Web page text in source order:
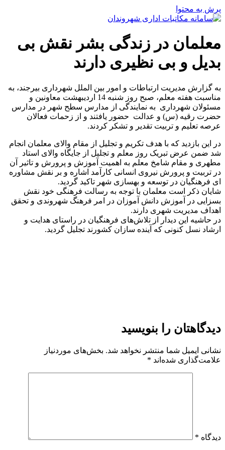
پرش به محتوا
معلمان در زندگی بشر نقش بی
بدیل و بی نظیری دارند
به گزارش مدیریت ارتباطات و امور بین الملل شهرداری بیرجند، به
مناسبت هفته معلم، صبح روز ‌شنبه 14 اردیبهشت معاونین و
مسئولان شهرداری به نمایندگی از مدارس سطح شهر در مدارس
حضرت رقیه (س) و عدالت حضور یافتند و از زحمات فعالان
عرصه تعلیم و تربیت تقدیر و تشکر کردند.
در این بازدید که با هدف تکریم و تجلیل از مقام والای معلمان انجام
شد ضمن عرض تبریک روز معلم و تجلیل از جایگاه والای استاد
مطهری و مقام شامخ معلم به اهمیت آموزش و پرورش و تاثیر آن
در تربیت و پرورش نیروی انسانی کارآمد اشاره و بر نقش مشاوره
ای فرهنگیان در توسعه و بهسازی شهر تاکید گردید.
شایان ذکر است معلمان با توجه به رسالت فرهنگی خود نقش
بسزایی در آموزش دانش آموزان در امر فرهنگ شهروندی و تحقق
اهداف مدیریت شهری دارند.
در حاشیه این دیدار از تلاش‌های فرهنگیان در راستای هدایت و
ارشاد نسل کنونی که آینده سازان کشورند تجلیل گردید.
دیدگاهتان را بنویسید
نشانی ایمیل شما منتشر نخواهد شد. بخش‌های موردنیاز
علامت‌گذاری شده‌اند *
دیدگاه *